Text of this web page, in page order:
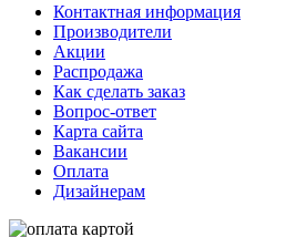
Контактная информация
Производители
Акции
Распродажа
Как сделать заказ
Вопрос-ответ
Карта сайта
Вакансии
Оплата
Дизайнерам